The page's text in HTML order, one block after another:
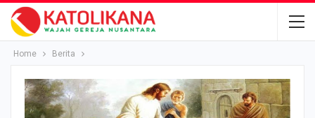
Home Berita